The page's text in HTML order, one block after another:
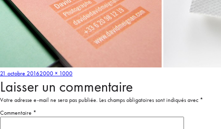
21 octobre 20162000 × 1000
Laisser un commentaire
Votre adresse e-mail ne sera pas publiée. Les champs obligatoires sont indiqués avec *
Commentaire *